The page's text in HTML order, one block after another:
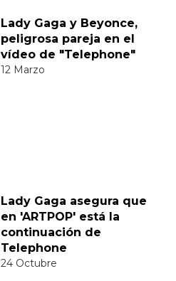
Lady Gaga y Beyonce,
peligrosa pareja en el
vídeo de "Telephone"
12 Marzo
Lady Gaga asegura que
en 'ARTPOP' está la
continuación de
Telephone
24 Octubre